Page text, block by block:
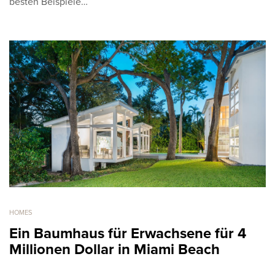
HOMES
Ein Baumhaus für Erwachsene für 4
Millionen Dollar in Miami Beach